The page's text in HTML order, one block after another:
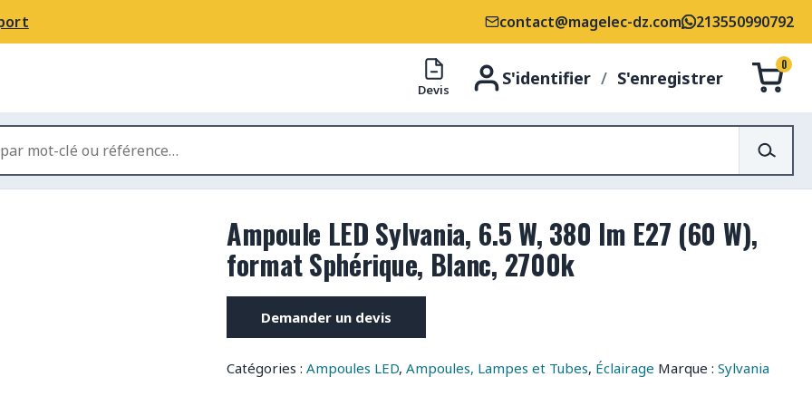
contact@magelec-dz.com 213550990792
S'identifier / S'enregistrer
Devis
0
Ampoule LED Sylvania, 6.5 W, 380 lm E27 (60 W),
format Sphérique, Blanc, 2700k
Demander un devis
Catégories :Ampoules LED,Ampoules, Lampes et Tubes, Éclairage Marque :Sylvania